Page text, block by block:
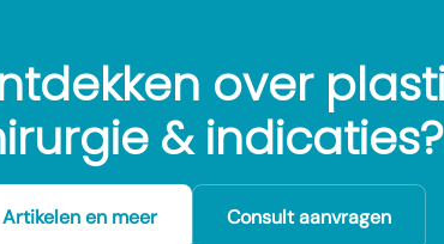
over
& indicaties?
Artikelen en meer Consult aanvragen